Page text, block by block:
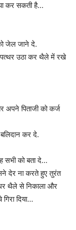
कर सकती है…
जेल जाने दे.
पत्थर उठा कर थैले में रखे
पिताजी को कर्ज
कर दे.
सभी को बता दे…
देर ना करते हुए तुरंत
थैले से निकाला और
दिया…